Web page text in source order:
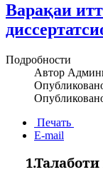
Варақаи
Подробности
Автор
Печать
E-mail